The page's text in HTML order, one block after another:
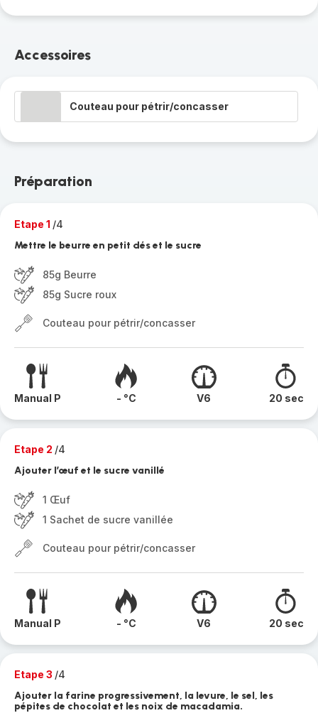
Accessoires
Couteau pour pétrir/concasser
Préparation
Etape 1 /4
Mettre le beurre en petit dés et le sucre
85g Beurre
85g Sucre roux
Couteau pour pétrir/concasser
Manual P - °C V6 20 sec
Etape 2 /4
Ajouter l’œuf et le sucre vanillé
1 Œuf
1 Sachet de sucre vanillée
Couteau pour pétrir/concasser
Manual P - °C V6 20 sec
Etape 3 /4
Ajouter la farine progressivement, la levure, le sel, les
pépites de chocolat et les noix de macadamia.